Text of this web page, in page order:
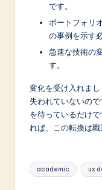
です。
ポートフォリ
の事例を示す
急速な技術の
す。
変化を受け入れま
失われていないの
を待っているだけ
れば、この転換は職
Tags:
academic ux